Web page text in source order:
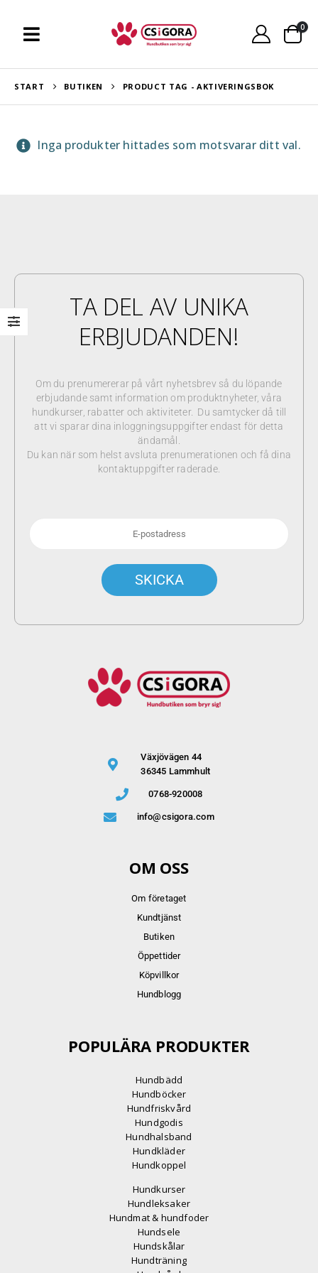
0
START BUTIKEN PRODUCT TAG - AKTIVERINGSBOK
Inga produkter hittades som motsvarar ditt val.
TA DEL AV UNIKA
ERBJUDANDEN!
Om du prenumererar på vårt nyhetsbrev så du löpande
erbjudande samt information om produktnyheter, våra
hundkurser, rabatter och aktiviteter. Du samtycker då till
att vi sparar dina inloggningsuppgifter endast för detta
ändamål.
Du kan när som helst avsluta prenumerationen och få dina
kontaktuppgifter raderade.
Växjövägen 44
36345 Lammhult
0768-920008
info@csigora.com
OM OSS
Om företaget
Kundtjänst
Butiken
Öppettider
Köpvillkor
Hundblogg
POPULÄRA PRODUKTER
Hundbädd
Hundböcker
Hundfriskvård
Hundgodis
Hundhalsband
Hundkläder
Hundkoppel
Hundkurser
Hundleksaker
Hundmat & hundfoder
Hundsele
Hundskålar
Hundträning